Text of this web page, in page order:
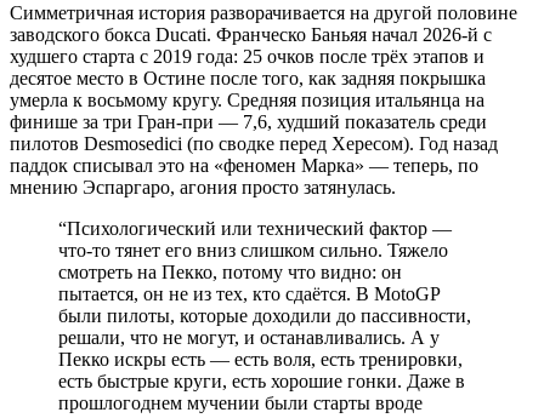
Симметричная история разворачивается на другой половине
заводского бокса Ducati. Франческо Баньяя начал 2026-й с
худшего старта с 2019 года: 25 очков после трёх этапов и
десятое место в Остине после того, как задняя покрышка
умерла к восьмому кругу. Средняя позиция итальянца на
финише за три Гран-при — 7,6, худший показатель среди
пилотов Desmosedici (по сводке перед Хересом). Год назад
паддок списывал это на «феномен Марка» — теперь, по
мнению Эспаргаро, агония просто затянулась.
“Психологический или технический фактор —
что-то тянет его вниз слишком сильно. Тяжело
смотреть на Пекко, потому что видно: он
пытается, он не из тех, кто сдаётся. В MotoGP
были пилоты, которые доходили до пассивности,
решали, что не могут, и останавливались. А у
Пекко искры есть — есть воля, есть тренировки,
есть быстрые круги, есть хорошие гонки. Даже в
прошлогоднем мучении были старты вроде